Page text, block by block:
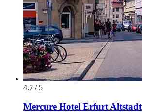
4.7 / 5
Mercure Hotel Erfurt Altstadt